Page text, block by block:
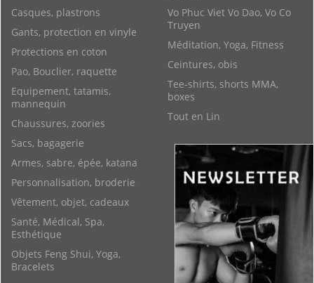
Vo Phuc Viet Vo Dao, Vo Co
Truyen
Méditation, Yoga, Fitness
Ceintures, obis
Tee-shirts, shorts MMA,
boxes
Tout en Lin
Casques, plastrons
Gants, protection en vinyle
Protections en coton
Pao, Bouclier, raquette
Equipement, tatamis,
mannequin
Chaussures, zoories
Sacs, bagagerie
Armes, sabre, épée, katana
Personnalisation, broderie
Vêtement, objet, cadeaux
Santé, Médical, Spa,
Esthétique
Objets Feng Shui, Yoga,
Bracelets